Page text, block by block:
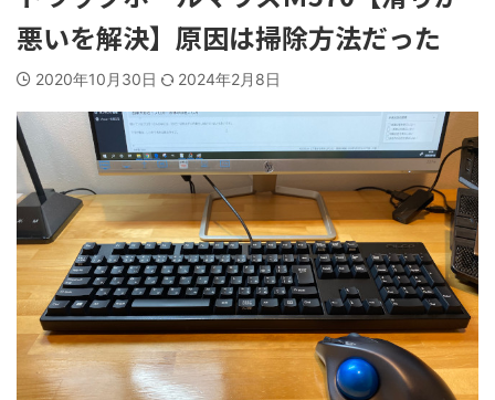
悪いを解決】原因は掃除方法だった
2020年10月30日 2024年2月8日